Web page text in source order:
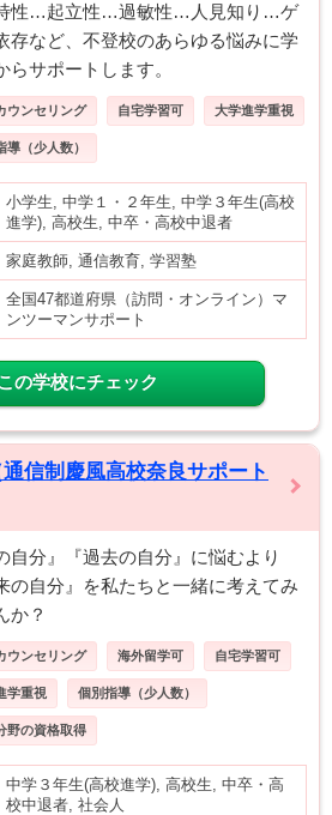
性…起立性…過敏性…人見知り…ゲ
存など、不登校のあらゆる悩みに学
らサポートします。
ウンセリング 自宅学習可 大学進学重視
導（少人数）
小学生, 中学１・２年生, 中学３年生(高校
進学), 高校生, 中卒・高校中退者
家庭教師, 通信教育, 学習塾
全国47都道府県（訪問・オンライン）マ
ンツーマンサポート
の学校にチェック
信制慶風高校奈良サポート
自分』『過去の自分』に悩むより
の自分』を私たちと一緒に考えてみ
か？
ウンセリング 海外留学可 自宅学習可
学重視 個別指導（少人数）
野の資格取得
中学３年生(高校進学), 高校生, 中卒・高
校中退者, 社会人